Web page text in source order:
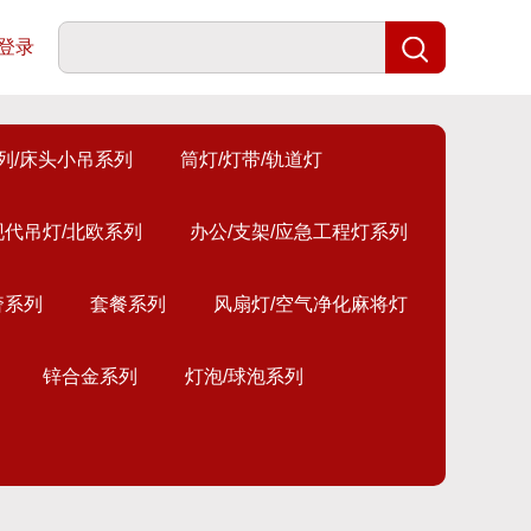
录
/床头小吊系列 筒灯/灯带/轨道灯
代吊灯/北欧系列 办公/支架/应急工程灯系列
列 套餐系列 风扇灯/空气净化麻将灯
锌合金系列 灯泡/球泡系列